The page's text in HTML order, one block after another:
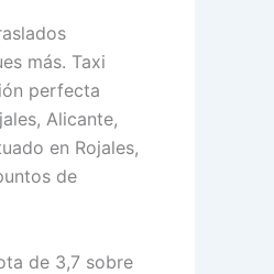
más. Taxi
perfecta
Alicante,
en Rojales,
de
de 3,7 sobre